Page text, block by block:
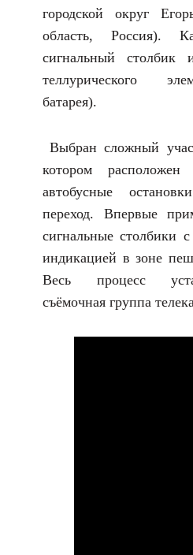
городской округ
область, Россия).
сигнальный столбик
теллурического
батарея).
Выбран сложный
котором расположен
автобусные
переход. Впервые
сигнальные столбики
индикацией в зоне
Весь процесс
съёмочная группа